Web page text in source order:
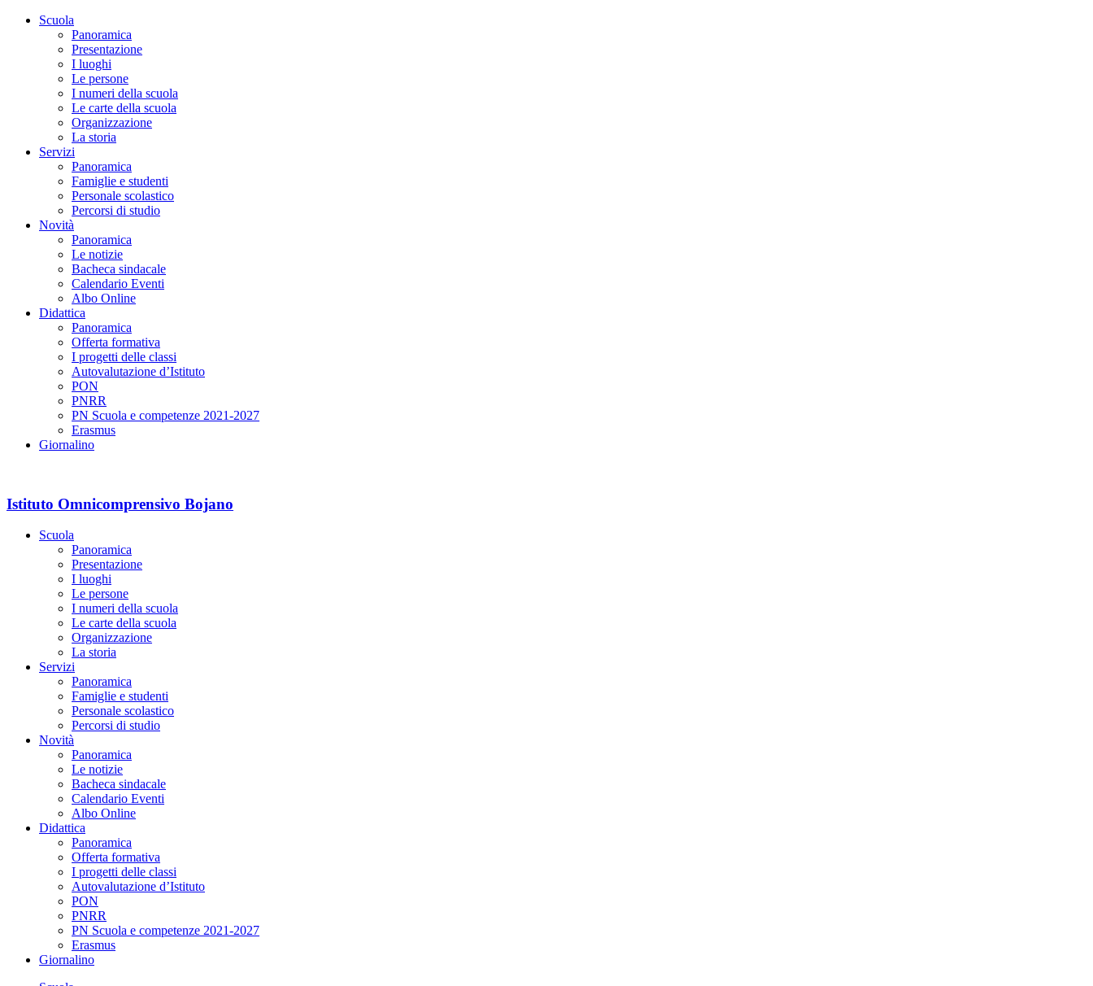
Scuola
Panoramica
Presentazione
I luoghi
Le persone
I numeri della scuola
Le carte della scuola
Organizzazione
La storia
Servizi
Panoramica
Famiglie e studenti
Personale scolastico
Percorsi di studio
Novità
Panoramica
Le notizie
Bacheca sindacale
Calendario Eventi
Albo Online
Didattica
Panoramica
Offerta formativa
I progetti delle classi
Autovalutazione d’Istituto
PON
PNRR
PN Scuola e competenze 2021-2027
Erasmus
Giornalino
Istituto Omnicomprensivo Bojano
Scuola
Panoramica
Presentazione
I luoghi
Le persone
I numeri della scuola
Le carte della scuola
Organizzazione
La storia
Servizi
Panoramica
Famiglie e studenti
Personale scolastico
Percorsi di studio
Novità
Panoramica
Le notizie
Bacheca sindacale
Calendario Eventi
Albo Online
Didattica
Panoramica
Offerta formativa
I progetti delle classi
Autovalutazione d’Istituto
PON
PNRR
PN Scuola e competenze 2021-2027
Erasmus
Giornalino